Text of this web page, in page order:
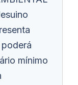
mínimo